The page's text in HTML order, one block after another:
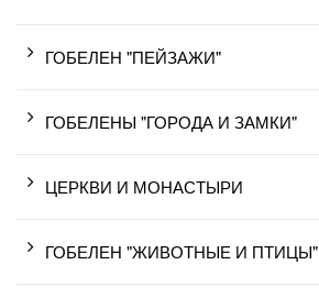
ГОБЕЛЕН "ПЕЙЗАЖИ"
ГОБЕЛЕНЫ "ГОРОДА И ЗАМКИ"
ЦЕРКВИ И МОНАСТЫРИ
ГОБЕЛЕН "ЖИВОТНЫЕ И ПТИЦЫ"